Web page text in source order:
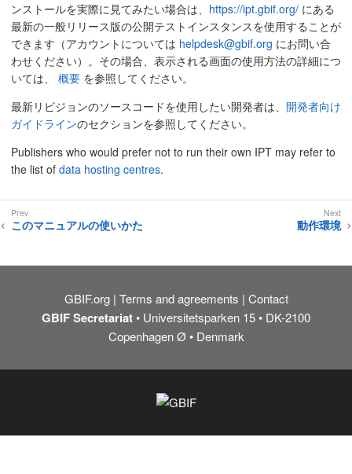
ンストールを実際に見てみたい場合は、 https://ipt.gbif.org/ にある
最新の一般リリース版の公開テストインスタンスを使用することが
できます（アカウントについては helpdesk@gbif.org にお問い合
わせください）。その場合、表示される画面の使用方法の詳細につ
いては、 概要 を参照してください。
最新リビジョンのソースコードを使用したい開発者は、 開発者向け
ガイドラインのセクションを参照してください。
Publishers who would prefer not to run their own IPT may refer to
the list of data hosting centres.
このマニュアルの使いかた 動作環境
GBIF.org Terms and agreements Contact
GBIF Secretariat• Universitetsparken 15 • DK-2100
Copenhagen Ø • Denmark